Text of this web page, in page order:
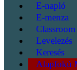
E-napló
E-menza
Classroom
Levelezés
Keresés
Alapfokú